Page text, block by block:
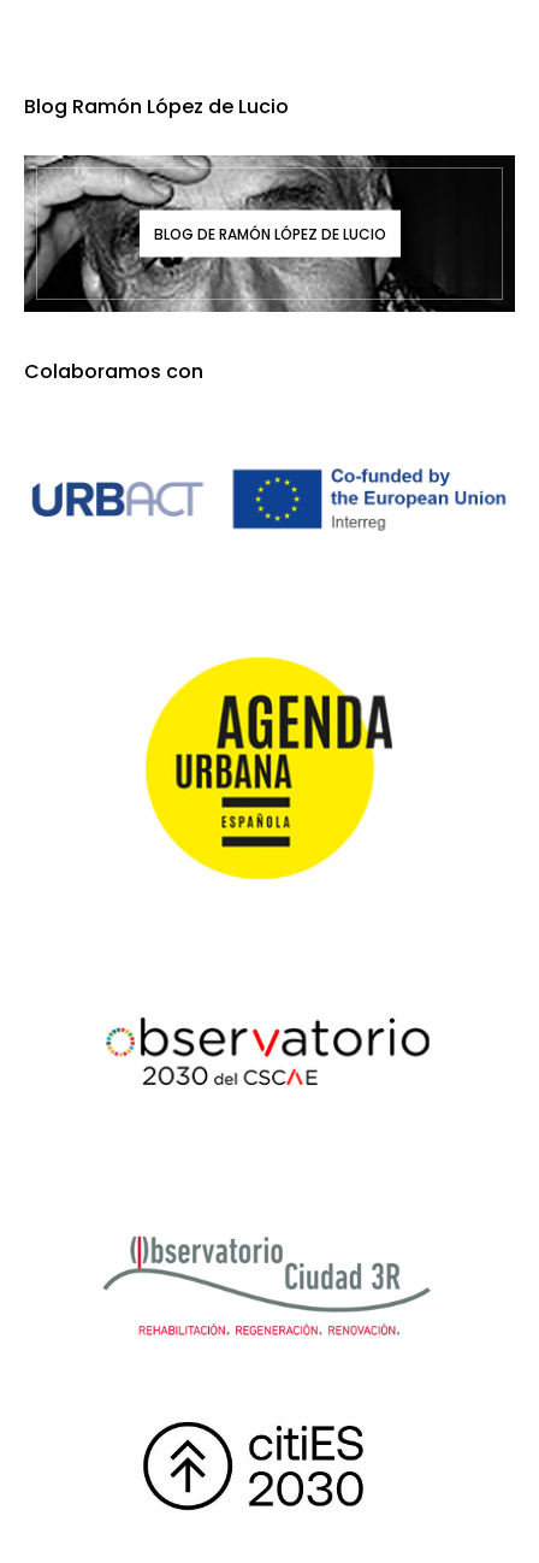
Blog Ramón López de Lucio
BLOG DE RAMÓN LÓPEZ DE LUCIO
Colaboramos con